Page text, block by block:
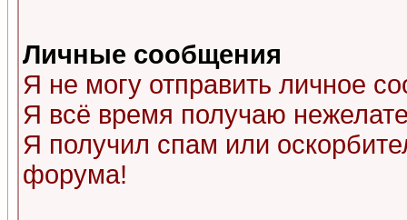
Личные сообщения
Я не могу отправить личное
Я всё время получаю
Я получил спам или
форума!